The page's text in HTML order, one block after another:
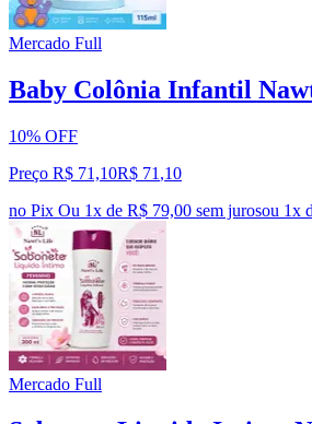
Mercado Full
Baby Colônia Infantil
10% OFF
Preço R$ 71,10R$ 71 ,10
no Pix Ou 1x de R$ 79,00 sem jurosou 1x
Mercado Full